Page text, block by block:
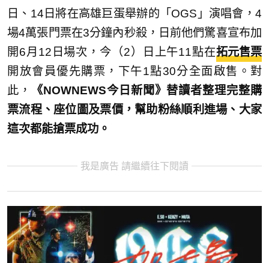
日、14日將在高雄巨蛋舉辦的「OGS」演唱會，4
場4萬張門票在3分鐘內秒殺，日前他們驚喜宣布加
開6月12日場次，今（2）日上午11點在拓元售票
開放會員優先購票，下午1點30分全面啟售。對
此，
《NOWNEWS今日新聞》替讀者整理完整購
票流程、座位圖及票價，幫助粉絲順利進場、大家
這次都能搶票成功。
我是廣告 請繼續往下閱讀